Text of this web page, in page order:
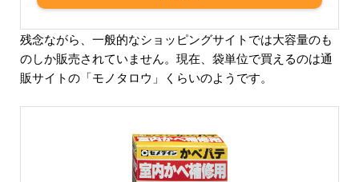
残念ながら、一般的なショッピングサイトでは大容量のも
のしか販売されていません。現在、袋単位で買えるのは通
販サイトの「モノタロウ」くらいのようです。